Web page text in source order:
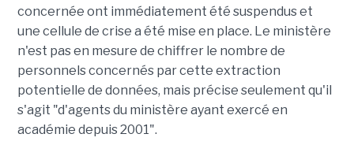
concernée ont immédiatement été suspendus et
une cellule de crise a été mise en place. Le ministère
n'est pas en mesure de chiffrer le nombre de
personnels concernés par cette extraction
potentielle de données, mais précise seulement qu'il
s'agit "d'agents du ministère ayant exercé en
académie depuis 2001".